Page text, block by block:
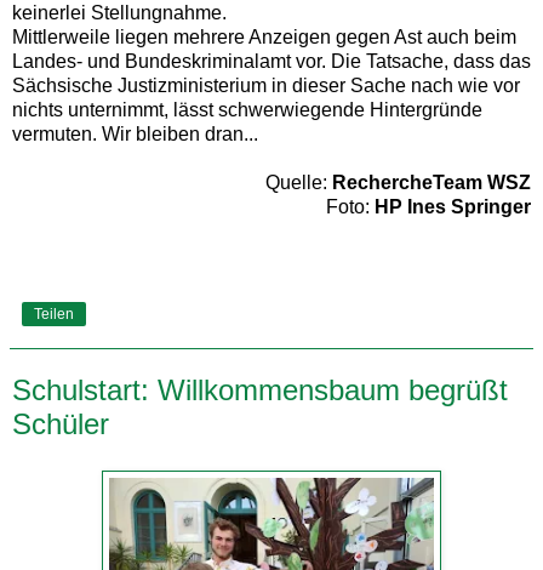
keinerlei Stellungnahme.
Mittlerweile liegen mehrere Anzeigen gegen Ast auch beim
Landes- und Bundeskriminalamt vor. Die Tatsache, dass das
Sächsische Justizministerium in dieser Sache nach wie vor
nichts unternimmt, lässt schwerwiegende Hintergründe
vermuten. Wir bleiben dran...
Quelle: RechercheTeam WSZ
Foto: HP Ines Springer
Teilen
Schulstart: Willkommensbaum begrüßt
Schüler